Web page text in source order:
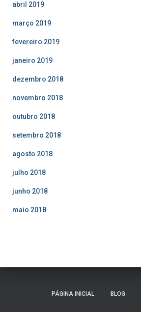
abril 2019
março 2019
fevereiro 2019
janeiro 2019
dezembro 2018
novembro 2018
outubro 2018
setembro 2018
agosto 2018
julho 2018
junho 2018
maio 2018
PÁGINA INICIAL BLOG